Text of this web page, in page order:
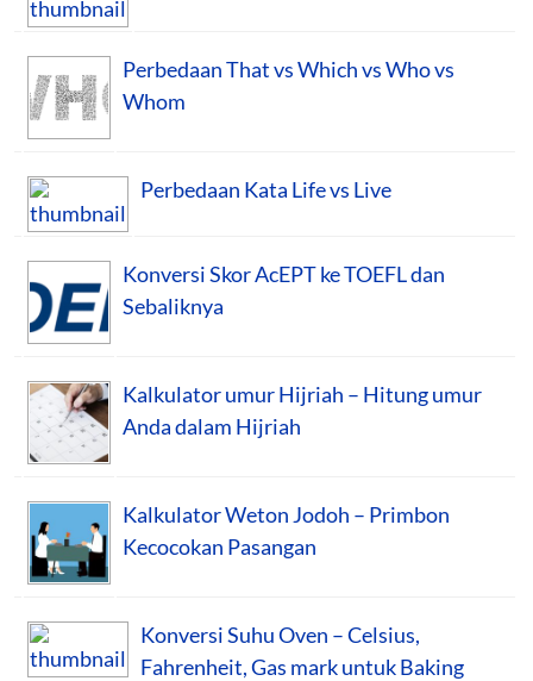
Perbedaan That vs Which vs Who vs
Whom
Perbedaan Kata Life vs Live
Konversi Skor AcEPT ke TOEFL dan
Sebaliknya
Kalkulator umur Hijriah – Hitung umur
Anda dalam Hijriah
Kalkulator Weton Jodoh – Primbon
Kecocokan Pasangan
Konversi Suhu Oven – Celsius,
Fahrenheit, Gas mark untuk Baking